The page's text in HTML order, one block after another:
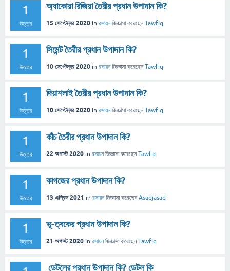
1
উত্তর
অ্যাকোয়া রিজিয়া তৈরীর প্রধান উপাদান কি?
15 সেপ্টেম্বর 2020 in রসায়ন জিজ্ঞাসা করেছেনTawfiq
1
উত্তর
সিমেন্ট তৈরীর প্রধান উপাদান কি?
10 সেপ্টেম্বর 2020 in রসায়ন জিজ্ঞাসা করেছেনTawfiq
1
উত্তর
দিয়াশলাই তৈরীর প্রধান উপাদান কি?
10 সেপ্টেম্বর 2020 in রসায়ন জিজ্ঞাসা করেছেনTawfiq
1
উত্তর
কাঁচ তৈরীর প্রধান উপাদান কি?
22 অগাস্ট 2020 in রসায়ন জিজ্ঞাসা করেছেনTawfiq
1
উত্তর
কাগজের প্রধান উপাদান কি?
13 এপ্রিল 2021 in রসায়ন জিজ্ঞাসা করেছেনAsadjasad
1
উত্তর
ভূ-ত্বকের প্রধান উপাদান কি?
21 অগাস্ট 2020 in রসায়ন জিজ্ঞাসা করেছেনTawfiq
ডেটলের প্রধান উপাদান কি? ডেটল কি